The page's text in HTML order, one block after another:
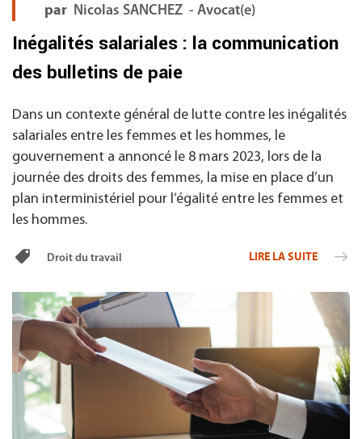
par Nicolas SANCHEZ - Avocat(e)
Inégalités salariales : la communication
des bulletins de paie
Dans un contexte général de lutte contre les inégalités
salariales entre les femmes et les hommes, le
gouvernement a annoncé le 8 mars 2023, lors de la
journée des droits des femmes, la mise en place d’un
plan interministériel pour l’égalité entre les femmes et
les hommes.
Droit du travail LIRE LA SUITE